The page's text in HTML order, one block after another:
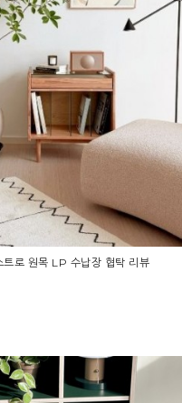
로 원목 LP 수납장 협탁 리뷰